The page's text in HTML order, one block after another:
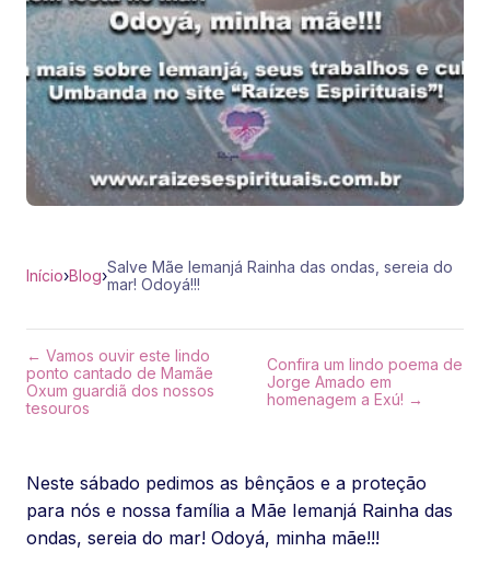
Início›Blog›Salve Mãe Iemanjá Rainha das ondas, sereia do
mar! Odoyá!!!
← Vamos ouvir este lindo
ponto cantado de Mamãe
Oxum guardiã dos nossos
tesouros
Confira um lindo poema de
Jorge Amado em
homenagem a Exú! →
Neste sábado pedimos as bênçãos e a proteção
para nós e nossa família a Mãe Iemanjá Rainha das
ondas, sereia do mar! Odoyá, minha mãe!!!